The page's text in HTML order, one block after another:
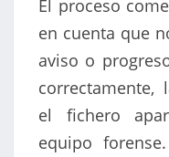
El proceso
en cuenta que
aviso o
correctamente,
el fichero
equipo